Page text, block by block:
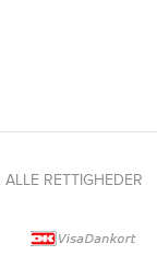
RETTIGHEDER